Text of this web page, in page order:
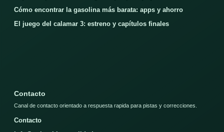
Cómo encontrar la gasolina más barata: apps y ahorro
El juego del calamar 3: estreno y capítulos finales
Contacto
Canal de contacto orientado a respuesta rapida para pistas y correcciones.
Contacto